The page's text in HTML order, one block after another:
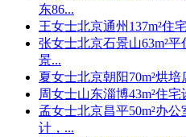
东86...
王女士北京通州137m²住
张女士北京石景山63m²
景...
夏女士北京朝阳70m²烘培
周女士山东淄博43m²住宅
孟女士北京昌平50m²办公
计，...